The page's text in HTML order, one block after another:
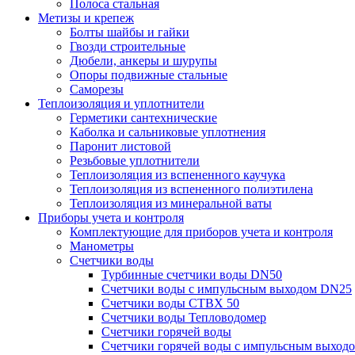
Полоса стальная
Метизы и крепеж
Болты шайбы и гайки
Гвозди строительные
Дюбели, анкеры и шурупы
Опоры подвижные стальные
Саморезы
Теплоизоляция и уплотнители
Герметики сантехнические
Каболка и сальниковые уплотнения
Паронит листовой
Резьбовые уплотнители
Теплоизоляция из вспененного каучука
Теплоизоляция из вспененного полиэтилена
Теплоизоляция из минеральной ваты
Приборы учета и контроля
Комплектующие для приборов учета и контроля
Манометры
Счетчики воды
Турбинные счетчики воды DN50
Счетчики воды с импульсным выходом DN25
Счетчики воды СТВХ 50
Счетчики воды Тепловодомер
Счетчики горячей воды
Счетчики горячей воды с импульсным